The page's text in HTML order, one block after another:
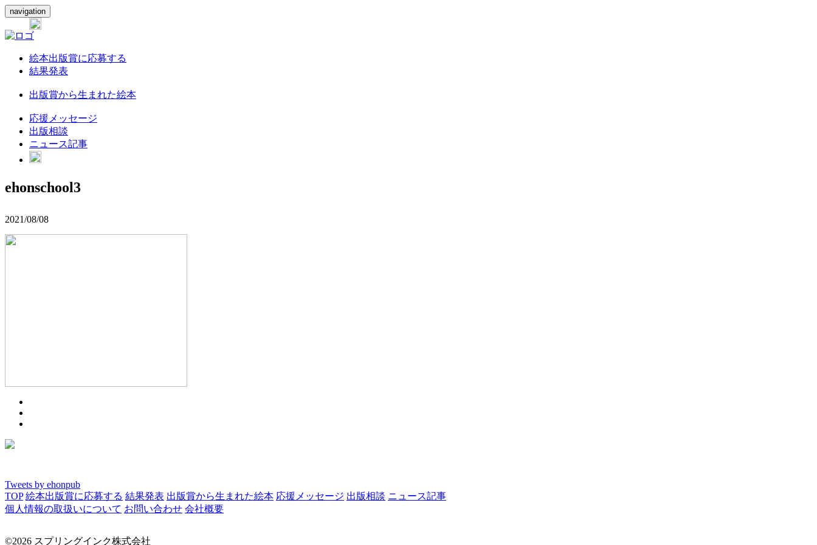
navigation
絵本出版賞に応募する
結果発表
出版賞から生まれた絵本
応援メッセージ
出版相談
ニュース記事
ehonschool3
2021/08/08
Tweets by ehonpub
TOP 絵本出版賞に応募する 結果発表 出版賞から生まれた絵本 応援メッセージ 出版相談 ニュース記事
個人情報の取扱いについて お問い合わせ 会社概要
©2026 スプリングインク株式会社